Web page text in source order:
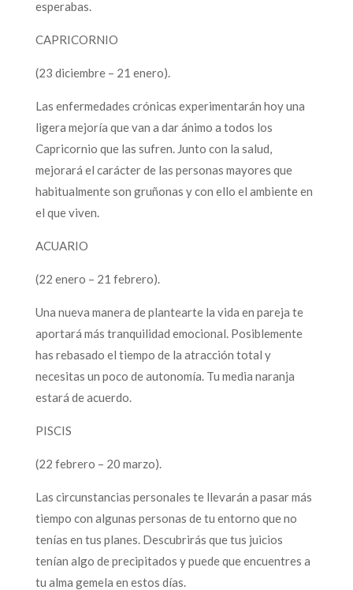
esperabas.
CAPRICORNIO
(23 diciembre – 21 enero).
Las enfermedades crónicas experimentarán hoy una
ligera mejoría que van a dar ánimo a todos los
Capricornio que las sufren. Junto con la salud,
mejorará el carácter de las personas mayores que
habitualmente son gruñonas y con ello el ambiente en
el que viven.
ACUARIO
(22 enero – 21 febrero).
Una nueva manera de plantearte la vida en pareja te
aportará más tranquilidad emocional. Posiblemente
has rebasado el tiempo de la atracción total y
necesitas un poco de autonomía. Tu media naranja
estará de acuerdo.
PISCIS
(22 febrero – 20 marzo).
Las circunstancias personales te llevarán a pasar más
tiempo con algunas personas de tu entorno que no
tenías en tus planes. Descubrirás que tus juicios
tenían algo de precipitados y puede que encuentres a
tu alma gemela en estos días.